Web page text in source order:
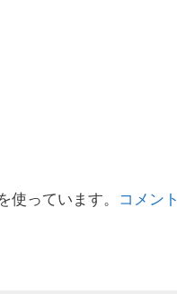
っています。 コメン